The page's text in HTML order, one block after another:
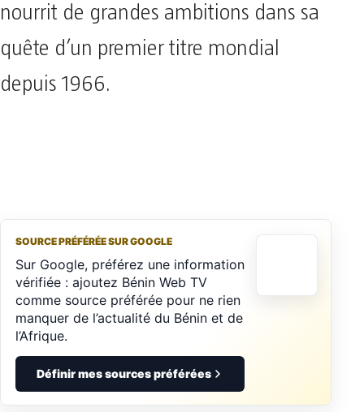
nourrit de grandes ambitions dans sa
quête d’un premier titre mondial
depuis 1966.
SOURCE PRÉFÉRÉE SUR GOOGLE
Sur Google, préférez une information
vérifiée : ajoutez Bénin Web TV
comme source préférée pour ne rien
manquer de l’actualité du Bénin et de
l’Afrique.
Définir mes sources préférées